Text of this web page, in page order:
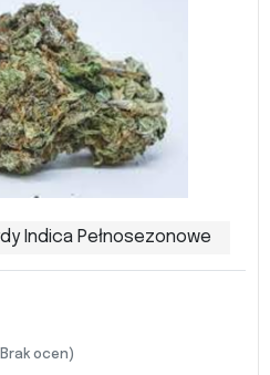
Indica Pełnosezonowe
ocen)